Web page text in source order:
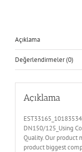
Açıklama
Değerlendirmeler (0)
Açıklama
DN150/125_Using
Quality. Our product
product biggest